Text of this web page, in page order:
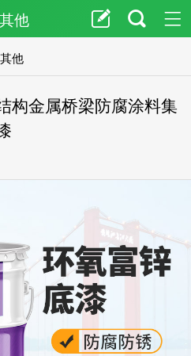
其他
其他
构金属桥梁防腐涂料集